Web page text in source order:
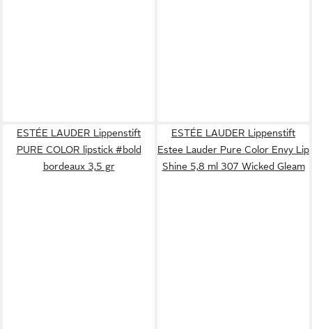
ESTÉE LAUDER Lippenstift
PURE COLOR lipstick #bold
bordeaux 3,5 gr
ESTÉE LAUDER Lippenstift
Estee Lauder Pure Color Envy Lip
Shine 5,8 ml 307 Wicked Gleam